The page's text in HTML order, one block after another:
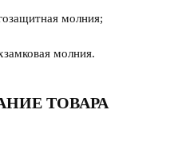
молния;
молния.
ТОВАРА